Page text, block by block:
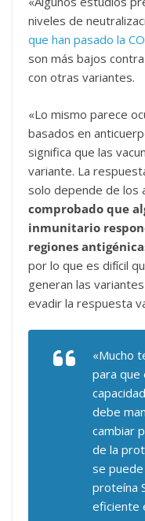
niveles de
que han pasado la
son más bajos
con otras variantes.
«Lo mismo parece
basados en
significa que las
variante. La
solo depende de los
comprobado que
inmunitario
regiones
por lo que es difícil
generan las
evadir la respuesta
para que
debe
cambiar
de la
se
proteína
eficiente